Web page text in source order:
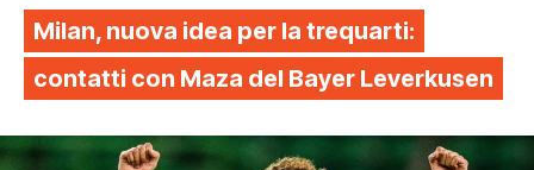
Milan, nuova idea per la trequarti:
contatti con Maza del Bayer Leverkusen